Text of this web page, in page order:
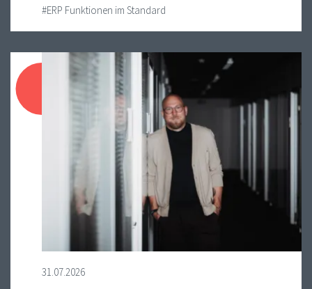
#ERP Funktionen im Standard
31.07.2026